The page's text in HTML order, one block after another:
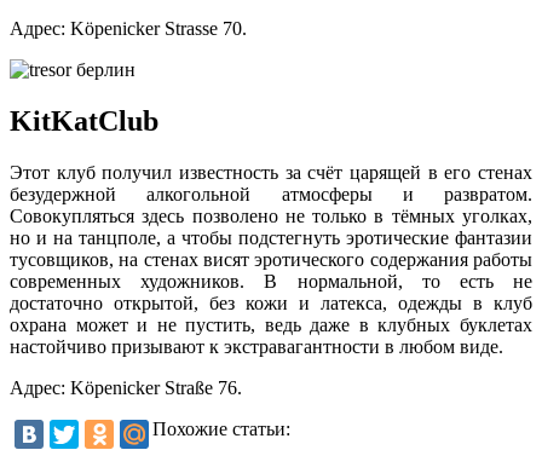
Адрес: Köpenicker Strasse 70.
KitKatClub
Этот клуб получил известность за счёт царящей в его стенах
безудержной алкогольной атмосферы и развратом.
Совокупляться здесь позволено не только в тёмных уголках,
но и на танцполе, а чтобы подстегнуть эротические фантазии
тусовщиков, на стенах висят эротического содержания работы
современных художников. В нормальной, то есть не
достаточно открытой, без кожи и латекса, одежды в клуб
охрана может и не пустить, ведь даже в клубных буклетах
настойчиво призывают к экстравагантности в любом виде.
Адрес: Köpenicker Straße 76.
Похожие статьи: